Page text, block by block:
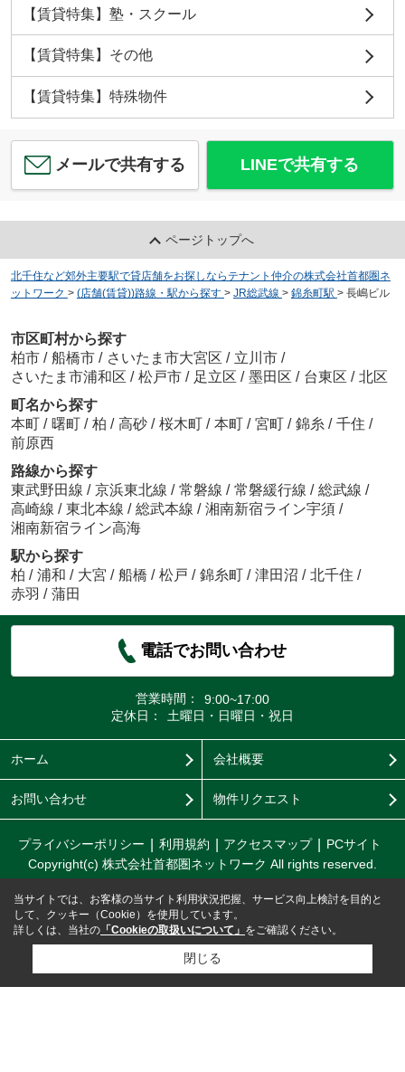
【賃貸特集】塾・スクール
【賃貸特集】その他
【賃貸特集】特殊物件
メールで共有する LINEで共有する
ページトップへ
北千住など郊外主要駅で貸店舗をお探しならテナント仲介の株式会社首都圏ネ
ットワーク > (店舗(賃貸))路線・駅から探す > JR総武線 > 錦糸町駅 > 長嶋ビル
市区町村から探す
柏市 / 船橋市 / さいたま市大宮区 / 立川市 /
さいたま市浦和区 / 松戸市 / 足立区 / 墨田区 / 台東区 / 北区
町名から探す
本町 / 曙町 / 柏 / 高砂 / 桜木町 / 本町 / 宮町 / 錦糸 / 千住 /
前原西
路線から探す
東武野田線 / 京浜東北線 / 常磐線 / 常磐緩行線 / 総武線 /
高崎線 / 東北本線 / 総武本線 / 湘南新宿ライン宇須 /
湘南新宿ライン高海
駅から探す
柏 / 浦和 / 大宮 / 船橋 / 松戸 / 錦糸町 / 津田沼 / 北千住 /
赤羽 / 蒲田
電話でお問い合わせ
営業時間：
9:00~17:00
定休日：
土曜日・日曜日・祝日
ホーム 会社概要
お問い合わせ 物件リクエスト
プライバシーポリシー 利用規約 アクセスマップ
PCサイト
Copyright(c) 株式会社首都圏ネットワーク All rights reserved.
当サイトでは、お客様の当サイト利用状況把握、サービス向上検討を目的と
して、クッキー（Cookie）を使用しています。
詳しくは、当社の 「Cookieの取扱いについて」 をご確認ください。
閉じる